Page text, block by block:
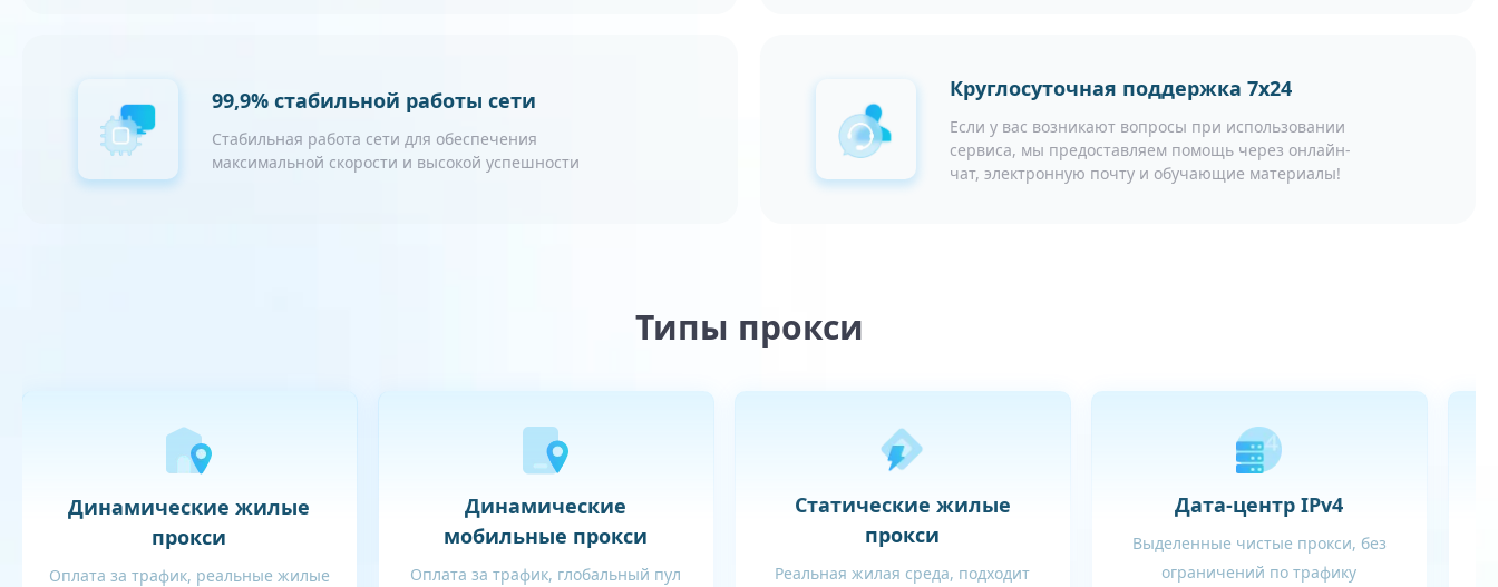
99,9% стабильной работы сети
Стабильная работа сети для обеспечения
максимальной скорости и высокой успешности
Круглосуточная поддержка 7x24
Если у вас возникают вопросы при использовании
сервиса, мы предоставляем помощь через онлайн-
чат, электронную почту и обучающие материалы!
Типы прокси
Динамические жилые
прокси
Оплата за трафик, реальные жилые
Динамические
мобильные прокси
Оплата за трафик, глобальный пул
Статические жилые
прокси
Реальная жилая среда, подходит
Дата-центр IPv4
Выделенные чистые прокси, без
ограничений по трафику